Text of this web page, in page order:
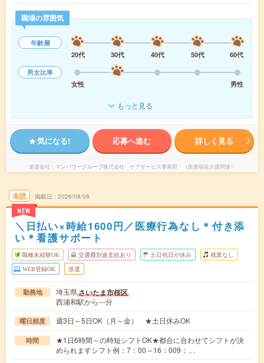
職場の雰囲気
年齢層
20代
30代 40代 50代
60代
男女比率
女性
男性
もっと見る
気になる! 応募へ進む 詳しく見る
派遣会社 マンパワーグループ株式会社 ケアサービス事業部 （医療福祉介護関連）
未読
NEW
掲載日 2026/08/08
＼日払い×時給1600円／医療行為なし＊付き添
い＊看護サポート
職種未経験OK 交通費別途支給あり 土日祝日が休み 残業なし
WEB登録OK 派遣
勤務地 埼玉県さいたま市桜区
西浦和駅から---分
曜日頻度 週3日～5日OK（月～金） ★土日休みOK
時間
★1日6時間～の時短シフトOK★都合に合わせてシフトが決
められますシフト例：7：00～16：009：…